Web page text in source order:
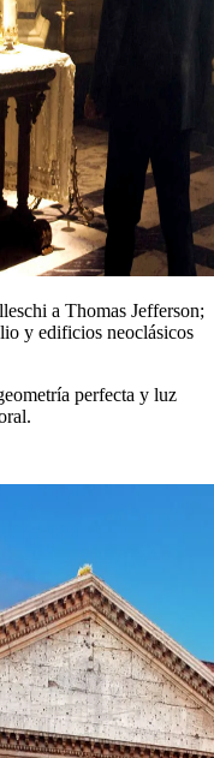
a Thomas Jefferson;
y edificios neoclásicos
perfecta y luz